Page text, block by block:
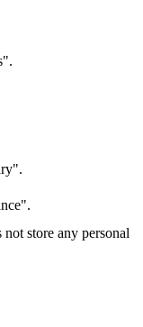
store any personal